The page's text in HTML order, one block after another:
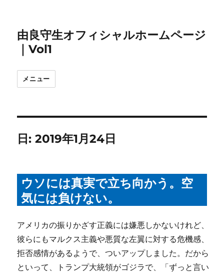
由良守生オフィシャルホームページ
｜Vol1
メニュー
日:2019年1月24日
ウソには真実で立ち向かう。空
気には負けない。
アメリカの振りかざす正義には嫌悪しかないけれど、
彼らにもマルクス主義や悪質な左翼に対する危機感、
拒否感情があるようで、ついアップしました。だから
といって、トランプ大統領がゴジラで、「ずっと言い